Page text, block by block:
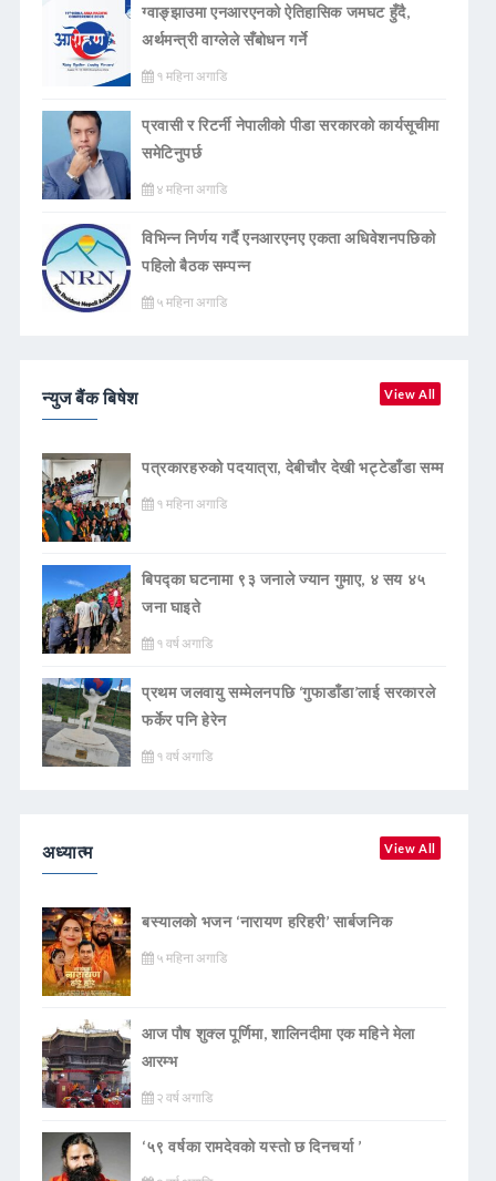
ग्वाङ्झाउमा एनआरएनको ऐतिहासिक जमघट हुँदै,
अर्थमन्त्री वाग्लेले सँबोधन गर्ने
१ महिना अगाडि
प्रवासी र रिटर्नी नेपालीको पीडा सरकारको कार्यसूचीमा
समेटिनुपर्छ
४ महिना अगाडि
विभिन्न निर्णय गर्दै एनआरएनए एकता अधिवेशनपछिको
पहिलो बैठक सम्पन्न
५ महिना अगाडि
न्युज बैंक बिषेश View All
पत्रकारहरुको पदयात्रा, देबीचौर देखी भट्टेडाँडा सम्म
१ महिना अगाडि
बिपद्का घटनामा ९३ जनाले ज्यान गुमाए, ४ सय ४५
जना घाइते
१ वर्ष अगाडि
प्रथम जलवायु सम्मेलनपछि ‘गुफाडाँडा’लाई सरकारले
फर्केर पनि हेरेन
१ वर्ष अगाडि
अध्यात्म View All
बस्यालको भजन ‘नारायण हरिहरी’ सार्बजनिक
५ महिना अगाडि
आज पौष शुक्ल पूर्णिमा, शालिनदीमा एक महिने मेला
आरम्भ
२ वर्ष अगाडि
‘५९ वर्षका रामदेवकाे यस्ताे छ दिनचर्या ’